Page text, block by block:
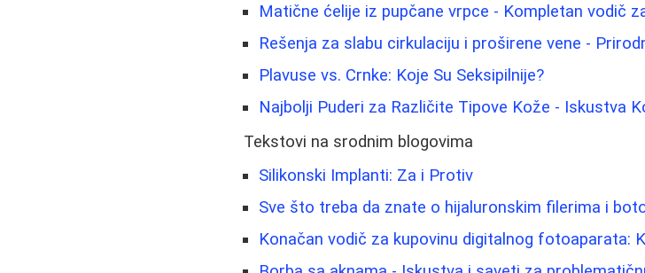
Matične ćelije iz pupčane vrpce - Kompletan vodič
Rešenja za slabu cirkulaciju i proširene vene -
Plavuse vs. Crnke: Koje Su Seksipilnije?
Najbolji Puderi za Različite Tipove Kože - Iskustva
Tekstovi na srodnim blogovima
Silikonski Implanti: Za i Protiv
Sve što treba da znate o hijaluronskim filerima i
Konačan vodič za kupovinu digitalnog fotoaparata: